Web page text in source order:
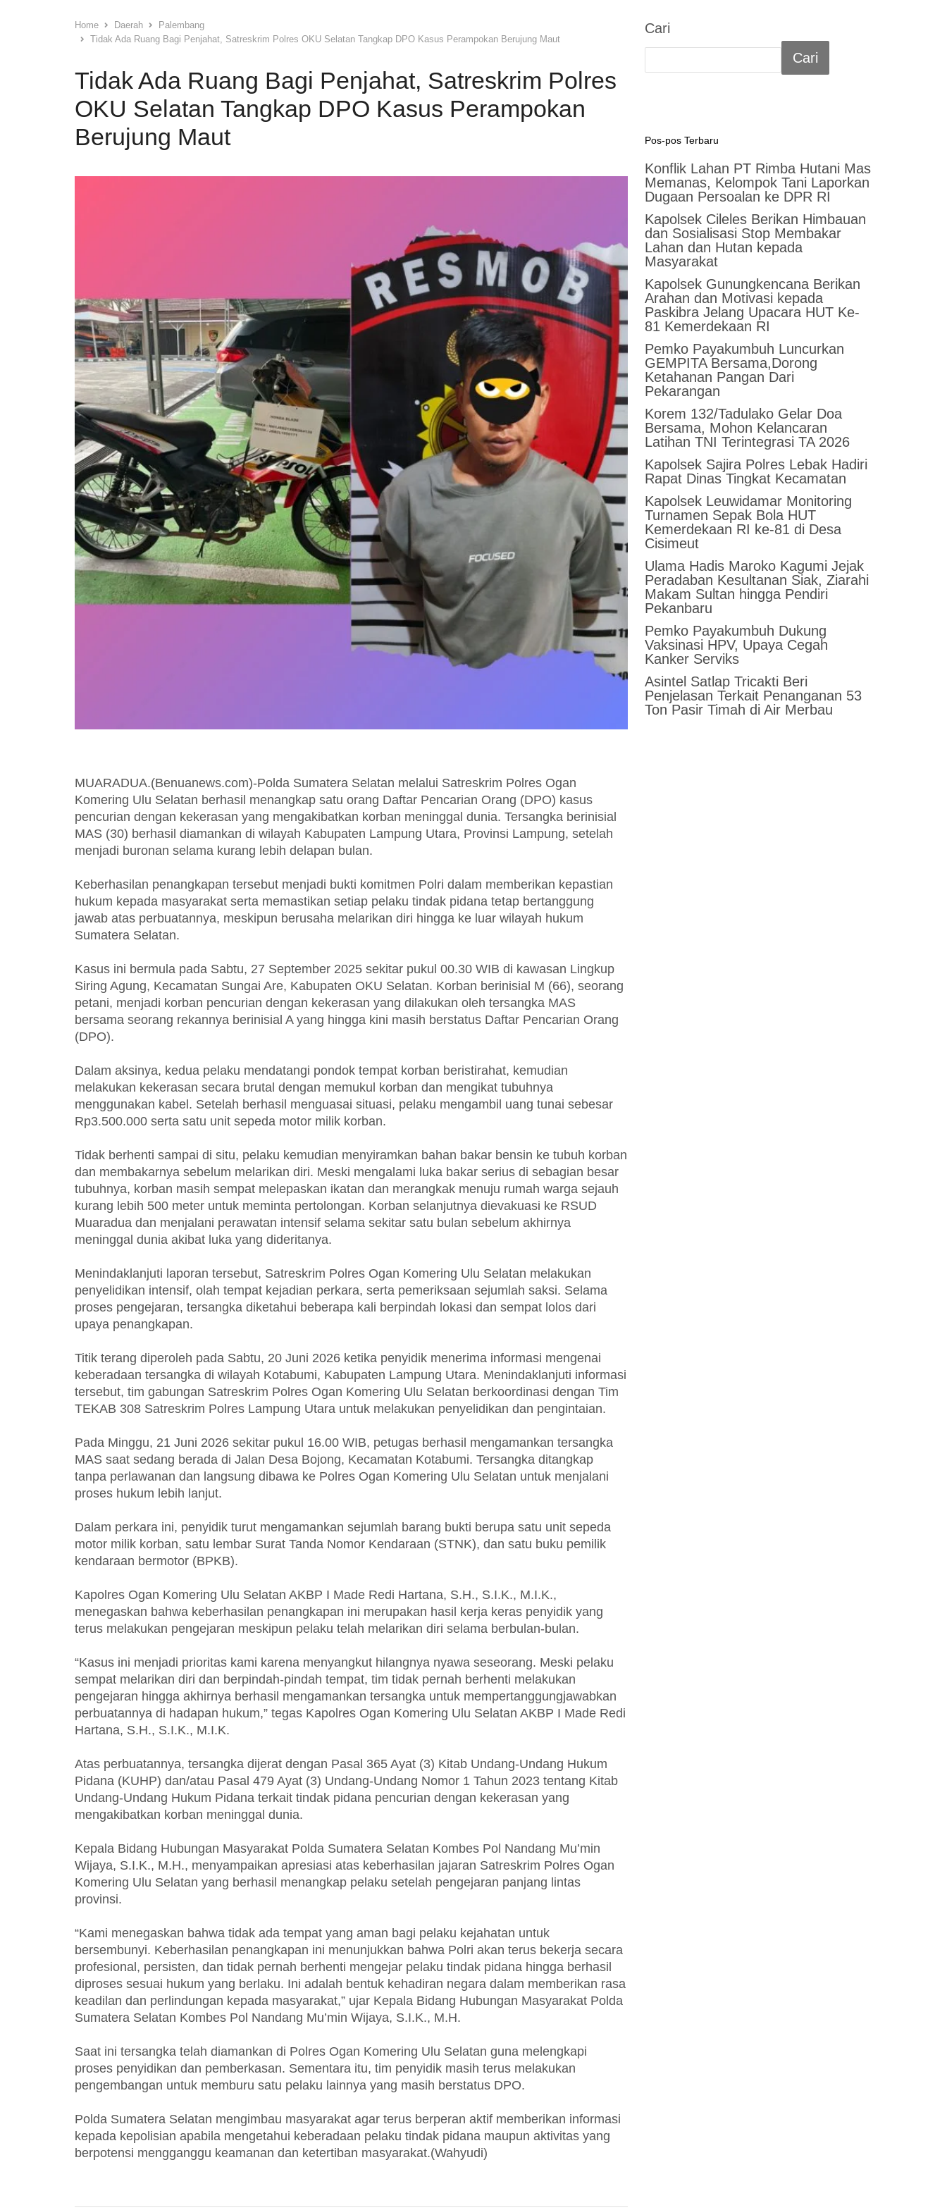
Home Daerah
Palembang
Tidak Ada Ruang Bagi Penjahat, Satreskrim Polres OKU Selatan Tangkap DPO Kasus Perampokan Berujung Maut
Tidak Ada Ruang Bagi Penjahat, Satreskrim Polres
OKU Selatan Tangkap DPO Kasus Perampokan
Berujung Maut
MUARADUA.(Benuanews.com)-Polda Sumatera Selatan melalui Satreskrim Polres Ogan
Komering Ulu Selatan berhasil menangkap satu orang Daftar Pencarian Orang (DPO) kasus
pencurian dengan kekerasan yang mengakibatkan korban meninggal dunia. Tersangka berinisial
MAS (30) berhasil diamankan di wilayah Kabupaten Lampung Utara, Provinsi Lampung, setelah
menjadi buronan selama kurang lebih delapan bulan.
Keberhasilan penangkapan tersebut menjadi bukti komitmen Polri dalam memberikan kepastian
hukum kepada masyarakat serta memastikan setiap pelaku tindak pidana tetap bertanggung
jawab atas perbuatannya, meskipun berusaha melarikan diri hingga ke luar wilayah hukum
Sumatera Selatan.
Kasus ini bermula pada Sabtu, 27 September 2025 sekitar pukul 00.30 WIB di kawasan Lingkup
Siring Agung, Kecamatan Sungai Are, Kabupaten OKU Selatan. Korban berinisial M (66), seorang
petani, menjadi korban pencurian dengan kekerasan yang dilakukan oleh tersangka MAS
bersama seorang rekannya berinisial A yang hingga kini masih berstatus Daftar Pencarian Orang
(DPO).
Dalam aksinya, kedua pelaku mendatangi pondok tempat korban beristirahat, kemudian
melakukan kekerasan secara brutal dengan memukul korban dan mengikat tubuhnya
menggunakan kabel. Setelah berhasil menguasai situasi, pelaku mengambil uang tunai sebesar
Rp3.500.000 serta satu unit sepeda motor milik korban.
Tidak berhenti sampai di situ, pelaku kemudian menyiramkan bahan bakar bensin ke tubuh korban
dan membakarnya sebelum melarikan diri. Meski mengalami luka bakar serius di sebagian besar
tubuhnya, korban masih sempat melepaskan ikatan dan merangkak menuju rumah warga sejauh
kurang lebih 500 meter untuk meminta pertolongan. Korban selanjutnya dievakuasi ke RSUD
Muaradua dan menjalani perawatan intensif selama sekitar satu bulan sebelum akhirnya
meninggal dunia akibat luka yang dideritanya.
Menindaklanjuti laporan tersebut, Satreskrim Polres Ogan Komering Ulu Selatan melakukan
penyelidikan intensif, olah tempat kejadian perkara, serta pemeriksaan sejumlah saksi. Selama
proses pengejaran, tersangka diketahui beberapa kali berpindah lokasi dan sempat lolos dari
upaya penangkapan.
Titik terang diperoleh pada Sabtu, 20 Juni 2026 ketika penyidik menerima informasi mengenai
keberadaan tersangka di wilayah Kotabumi, Kabupaten Lampung Utara. Menindaklanjuti informasi
tersebut, tim gabungan Satreskrim Polres Ogan Komering Ulu Selatan berkoordinasi dengan Tim
TEKAB 308 Satreskrim Polres Lampung Utara untuk melakukan penyelidikan dan pengintaian.
Pada Minggu, 21 Juni 2026 sekitar pukul 16.00 WIB, petugas berhasil mengamankan tersangka
MAS saat sedang berada di Jalan Desa Bojong, Kecamatan Kotabumi. Tersangka ditangkap
tanpa perlawanan dan langsung dibawa ke Polres Ogan Komering Ulu Selatan untuk menjalani
proses hukum lebih lanjut.
Dalam perkara ini, penyidik turut mengamankan sejumlah barang bukti berupa satu unit sepeda
motor milik korban, satu lembar Surat Tanda Nomor Kendaraan (STNK), dan satu buku pemilik
kendaraan bermotor (BPKB).
Kapolres Ogan Komering Ulu Selatan AKBP I Made Redi Hartana, S.H., S.I.K., M.I.K.,
menegaskan bahwa keberhasilan penangkapan ini merupakan hasil kerja keras penyidik yang
terus melakukan pengejaran meskipun pelaku telah melarikan diri selama berbulan-bulan.
“Kasus ini menjadi prioritas kami karena menyangkut hilangnya nyawa seseorang. Meski pelaku
sempat melarikan diri dan berpindah-pindah tempat, tim tidak pernah berhenti melakukan
pengejaran hingga akhirnya berhasil mengamankan tersangka untuk mempertanggungjawabkan
perbuatannya di hadapan hukum,” tegas Kapolres Ogan Komering Ulu Selatan AKBP I Made Redi
Hartana, S.H., S.I.K., M.I.K.
Atas perbuatannya, tersangka dijerat dengan Pasal 365 Ayat (3) Kitab Undang-Undang Hukum
Pidana (KUHP) dan/atau Pasal 479 Ayat (3) Undang-Undang Nomor 1 Tahun 2023 tentang Kitab
Undang-Undang Hukum Pidana terkait tindak pidana pencurian dengan kekerasan yang
mengakibatkan korban meninggal dunia.
Kepala Bidang Hubungan Masyarakat Polda Sumatera Selatan Kombes Pol Nandang Mu’min
Wijaya, S.I.K., M.H., menyampaikan apresiasi atas keberhasilan jajaran Satreskrim Polres Ogan
Komering Ulu Selatan yang berhasil menangkap pelaku setelah pengejaran panjang lintas
provinsi.
“Kami menegaskan bahwa tidak ada tempat yang aman bagi pelaku kejahatan untuk
bersembunyi. Keberhasilan penangkapan ini menunjukkan bahwa Polri akan terus bekerja secara
profesional, persisten, dan tidak pernah berhenti mengejar pelaku tindak pidana hingga berhasil
diproses sesuai hukum yang berlaku. Ini adalah bentuk kehadiran negara dalam memberikan rasa
keadilan dan perlindungan kepada masyarakat,” ujar Kepala Bidang Hubungan Masyarakat Polda
Sumatera Selatan Kombes Pol Nandang Mu’min Wijaya, S.I.K., M.H.
Saat ini tersangka telah diamankan di Polres Ogan Komering Ulu Selatan guna melengkapi
proses penyidikan dan pemberkasan. Sementara itu, tim penyidik masih terus melakukan
pengembangan untuk memburu satu pelaku lainnya yang masih berstatus DPO.
Polda Sumatera Selatan mengimbau masyarakat agar terus berperan aktif memberikan informasi
kepada kepolisian apabila mengetahui keberadaan pelaku tindak pidana maupun aktivitas yang
berpotensi mengganggu keamanan dan ketertiban masyarakat.(Wahyudi)
Cari
Cari
Pos-pos Terbaru
Konflik Lahan PT Rimba Hutani Mas
Memanas, Kelompok Tani Laporkan
Dugaan Persoalan ke DPR RI
Kapolsek Cileles Berikan Himbauan
dan Sosialisasi Stop Membakar
Lahan dan Hutan kepada
Masyarakat
‎Kapolsek Gunungkencana Berikan
Arahan dan Motivasi kepada
Paskibra Jelang Upacara HUT Ke-
81 Kemerdekaan RI
Pemko Payakumbuh Luncurkan
GEMPITA Bersama,Dorong
Ketahanan Pangan Dari
Pekarangan
Korem 132/Tadulako Gelar Doa
Bersama, Mohon Kelancaran
Latihan TNI Terintegrasi TA 2026
Kapolsek Sajira Polres Lebak Hadiri
Rapat Dinas Tingkat Kecamatan
Kapolsek Leuwidamar Monitoring
Turnamen Sepak Bola HUT
Kemerdekaan RI ke-81 di Desa
Cisimeut
Ulama Hadis Maroko Kagumi Jejak
Peradaban Kesultanan Siak, Ziarahi
Makam Sultan hingga Pendiri
Pekanbaru
Pemko Payakumbuh Dukung
Vaksinasi HPV, Upaya Cegah
Kanker Serviks
Asintel Satlap Tricakti Beri
Penjelasan Terkait Penanganan 53
Ton Pasir Timah di Air Merbau